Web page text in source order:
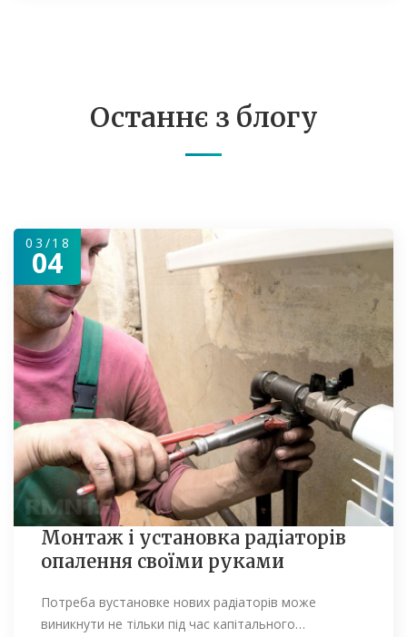
Останнє з блогу
03/18
04
Монтаж і установка радіаторів
опалення своїми руками
Потреба вустановке нових радіаторів може
виникнути не тільки під час капітального…